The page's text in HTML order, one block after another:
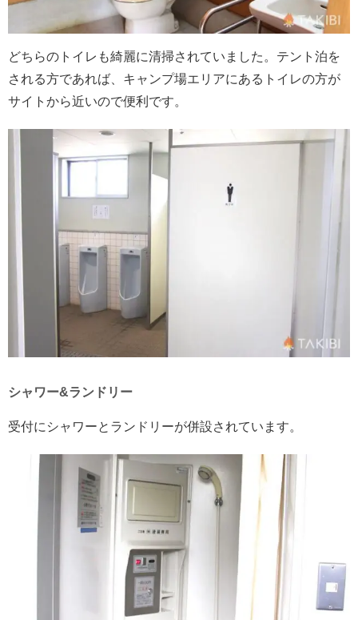
どちらのトイレも綺麗に清掃されていました。テント泊を
される方であれば、キャンプ場エリアにあるトイレの方が
サイトから近いので便利です。
シャワー&ランドリー
受付にシャワーとランドリーが併設されています。